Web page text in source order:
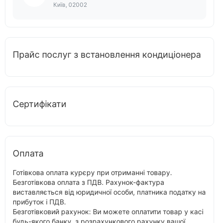
Київ, 02002
Прайс послуг з встановлення кондиціонера
Сертифікати
Оплата
Готівкова оплата курєру при отриманні товару.
Безготівкова оплата з ПДВ. Рахунок-фактура
виставляється від юридичної особи, платника податку на
прибуток і ПДВ.
Безготівковий рахунок: Ви можете оплатити товар у касі
будь-якого банку, з розрахункового рахунку вашої